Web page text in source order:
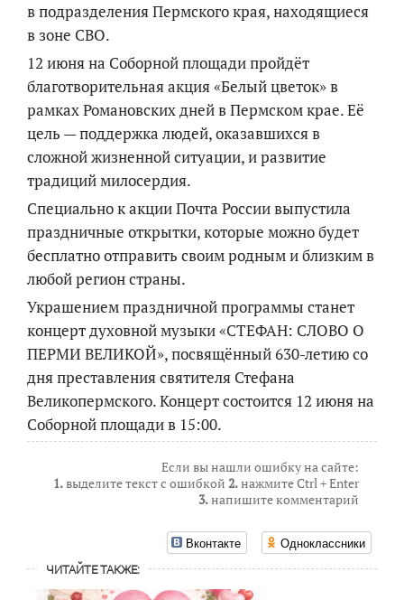
в подразделения Пермского края, находящиеся
в зоне СВО.
12 июня на Соборной площади пройдёт
благотворительная акция «Белый цветок» в
рамках Романовских дней в Пермском крае. Её
цель — поддержка людей, оказавшихся в
сложной жизненной ситуации, и развитие
традиций милосердия.
Специально к акции Почта России выпустила
праздничные открытки, которые можно будет
бесплатно отправить своим родным и близким в
любой регион страны.
Украшением праздничной программы станет
концерт духовной музыки «СТЕФАН: СЛОВО О
ПЕРМИ ВЕЛИКОЙ», посвящённый 630-летию со
дня преставления святителя Стефана
Великопермского. Концерт состоится 12 июня на
Соборной площади в 15:00.
Если вы нашли ошибку на сайте:
1.выделите текст с ошибкой 2.нажмите Ctrl + Enter
3.напишите комментарий
Вконтакте Одноклассники
ЧИТАЙТЕ ТАКЖЕ: